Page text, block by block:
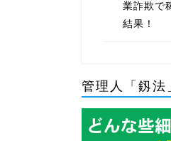
業詐欺で
結果！
管理人「釼法